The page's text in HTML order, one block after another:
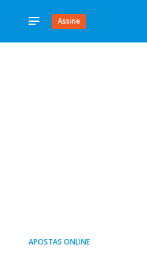
Assine
APOSTAS ONLINE